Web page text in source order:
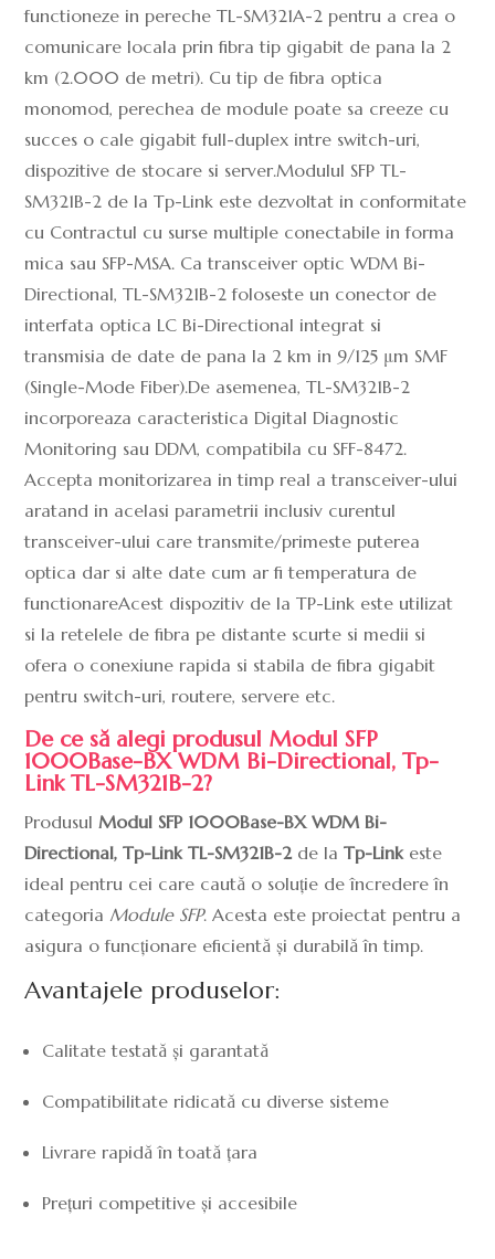
functioneze in pereche TL-SM321A-2 pentru a crea o
comunicare locala prin fibra tip gigabit de pana la 2
km (2.000 de metri). Cu tip de fibra optica
monomod, perechea de module poate sa creeze cu
succes o cale gigabit full-duplex intre switch-uri,
dispozitive de stocare si server.Modulul SFP TL-
SM321B-2 de la Tp-Link este dezvoltat in conformitate
cu Contractul cu surse multiple conectabile in forma
mica sau SFP-MSA. Ca transceiver optic WDM Bi-
Directional, TL-SM321B-2 foloseste un conector de
interfata optica LC Bi-Directional integrat si
transmisia de date de pana la 2 km in 9/125 μm SMF
(Single-Mode Fiber).De asemenea, TL-SM321B-2
incorporeaza caracteristica Digital Diagnostic
Monitoring sau DDM, compatibila cu SFF-8472.
Accepta monitorizarea in timp real a transceiver-ului
aratand in acelasi parametrii inclusiv curentul
transceiver-ului care transmite/primeste puterea
optica dar si alte date cum ar fi temperatura de
functionareAcest dispozitiv de la TP-Link este utilizat
si la retelele de fibra pe distante scurte si medii si
ofera o conexiune rapida si stabila de fibra gigabit
pentru switch-uri, routere, servere etc.
De ce să alegi produsul Modul SFP
1000Base-BX WDM Bi-Directional, Tp-
Link TL-SM321B-2?
Produsul Modul SFP 1000Base-BX WDM Bi-
Directional, Tp-Link TL-SM321B-2de laTp-Linkeste
ideal pentru cei care caută o soluție de încredere în
categoria Module SFP. Acesta este proiectat pentru a
asigura o funcționare eficientă și durabilă în timp.
Avantajele produselor:
Calitate testată și garantată
Compatibilitate ridicată cu diverse sisteme
Livrare rapidă în toată țara
Prețuri competitive și accesibile